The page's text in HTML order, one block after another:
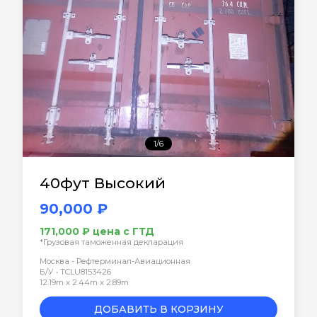
1/6
40фут Высокий
90,000 ₽
171,000 ₽ цена с ГТД
*Грузовая таможенная декларация
Москва - Рефтерминал-Авиационная
Б/У • TCLU8153426
12.19m x 2.44m x 2.89m
ДОБАВИТЬ В КОРЗИНУ